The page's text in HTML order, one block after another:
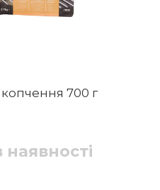
копчення 700 г